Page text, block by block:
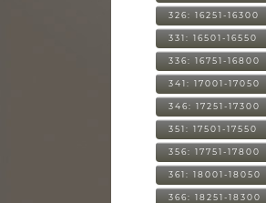
326: 16251-16300
331: 16501-16550
336: 16751-16800
341: 17001-17050
346: 17251-17300
351: 17501-17550
356: 17751-17800
361: 18001-18050
366: 18251-18300